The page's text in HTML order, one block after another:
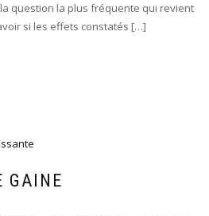
question la plus fréquente qui revient
si les effets constatés […]
GAINE